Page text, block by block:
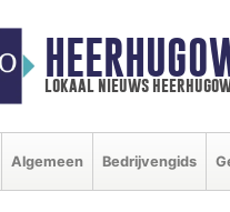
lokaal nieuws
Algemeen Bedrijvengids